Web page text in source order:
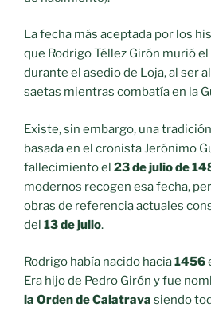
La fecha más aceptada por los
que Rodrigo Téllez Girón murió el
durante el asedio de Loja, al ser
saetas mientras combatía en la
Existe, sin embargo, una
basada en el cronista Jerónimo
fallecimiento el 23 de julio de
modernos recogen esa fecha,
obras de referencia actuales
del 13 de julio.
Rodrigo había nacido hacia1456
Era hijo de Pedro Girón y fue
la Orden de Calatrava siendo